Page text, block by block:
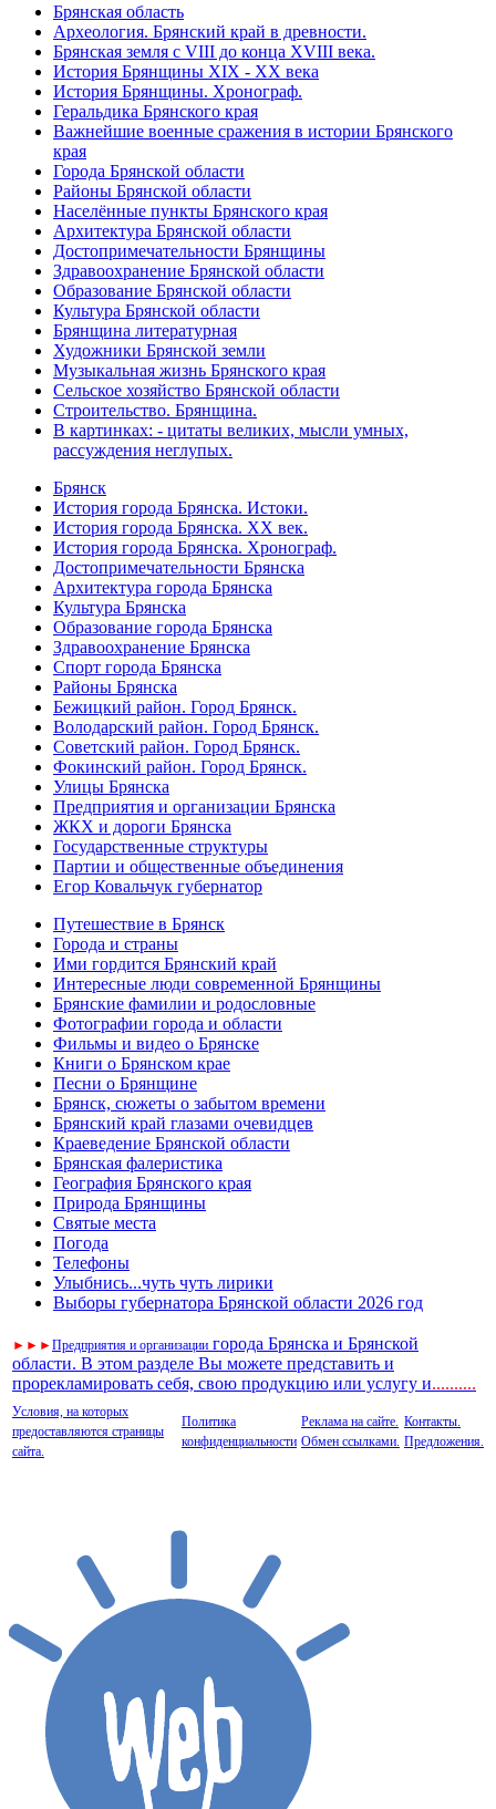
Брянская область
Археология. Брянский край в древности.
Брянская земля с VIII до конца XVIII века.
История Брянщины XIX - XX века
История Брянщины. Хронограф.
Геральдика Брянского края
Важнейшие военные сражения в истории Брянского
края
Города Брянской области
Районы Брянской области
Населённые пункты Брянского края
Архитектура Брянской области
Достопримечательности Брянщины
Здравоохранение Брянской области
Образование Брянской области
Культура Брянской области
Брянщина литературная
Художники Брянской земли
Музыкальная жизнь Брянского края
Сельское хозяйство Брянской области
Строительство. Брянщина.
В картинках: - цитаты великих, мысли умных,
рассуждения неглупых.
Брянск
История города Брянска. Истоки.
История города Брянска. XX век.
История города Брянска. Хронограф.
Достопримечательности Брянска
Архитектура города Брянска
Культура Брянска
Образование города Брянска
Здравоохранение Брянска
Спорт города Брянска
Районы Брянска
Бежицкий район. Город Брянск.
Володарский район. Город Брянск.
Советский район. Город Брянск.
Фокинский район. Город Брянск.
Улицы Брянска
Предприятия и организации Брянска
ЖКХ и дороги Брянска
Государственные структуры
Партии и общественные объединения
Егор Ковальчук губернатор
Путешествие в Брянск
Города и страны
Ими гордится Брянский край
Интересные люди современной Брянщины
Брянские фамилии и родословные
Фотографии города и области
Фильмы и видео о Брянске
Книги о Брянском крае
Песни о Брянщине
Брянск, сюжеты о забытом времени
Брянский край глазами очевидцев
Краеведение Брянской области
Брянская фалеристика
География Брянского края
Природа Брянщины
Святые места
Погода
Телефоны
Улыбнись...чуть чуть лирики
Выборы губернатора Брянской области 2026 год
► ► ►Предприятия и организации города Брянска и Брянской
области. В этом разделе Вы можете представить и
прорекламировать себя, свою продукцию или услугу и..........
Условия, на которых
предоставляются страницы
сайта.
Политика
конфиденциальности
Реклама на сайте.
Обмен ссылками.
Контакты.
Предложения.